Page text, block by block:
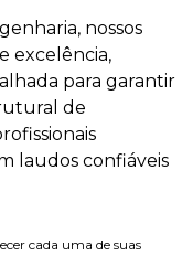
nossos
excelência,
para garantir
de
laudos confiáveis
cada uma de suas